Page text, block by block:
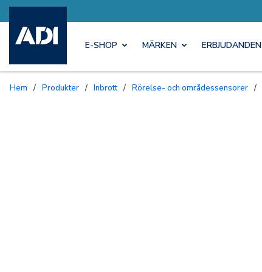
E-SHOP MÄRKEN ERBJUDANDEN
Hem / Produkter / Inbrott / Rörelse- och områdessensorer /